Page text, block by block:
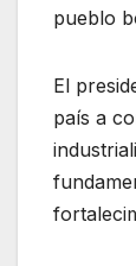
pueblo
El
país a